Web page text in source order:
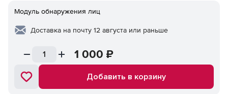
Модуль обнаружения лиц
Доставка на почту 12 августа или раньше
1 000 ₽
Добавить в корзину